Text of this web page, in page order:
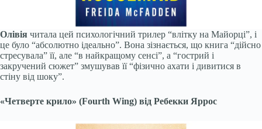
Олівія читала цей психологічний трилер “влітку на Майорці”, і
це було “абсолютно ідеально”. Вона зізнається, що книга “дійсно
стресувала” її, але “в найкращому сенсі”, а “гострий і
закручений сюжет” змушував її “фізично ахати і дивитися в
стіну від шоку”.
«Четверте крило» (Fourth Wing) від Ребекки Яррос